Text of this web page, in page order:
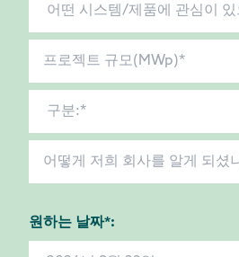
원하는 날짜*: